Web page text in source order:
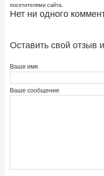
посетителями сайта.
Нет ни одного
Оставить свой отзыв
Ваше имя
Ваше сообщение